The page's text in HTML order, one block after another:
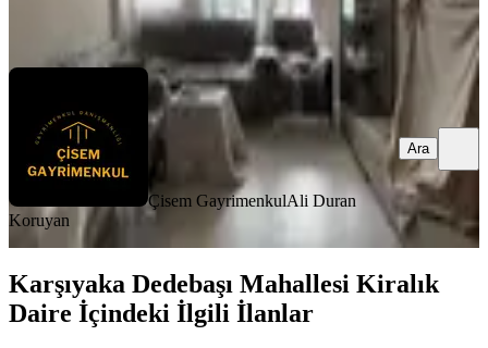
Çisem GayrimenkulAli Duran
Koruyan
Ara
Karşıyaka Dedebaşı Mahallesi Kiralık
Daire İçindeki İlgili İlanlar